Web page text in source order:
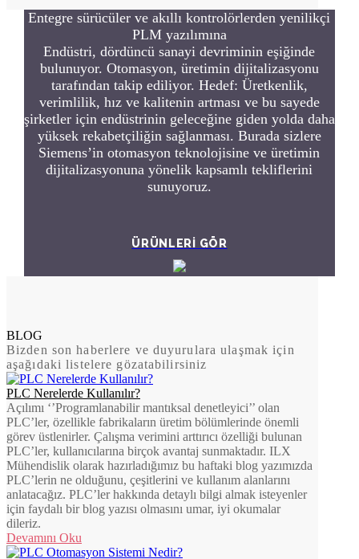
Entegre sürücüler ve akıllı kontrolörlerden yenilikçi
PLM yazılımına
Endüstri, dördüncü sanayi devriminin eşiğinde
bulunuyor. Otomasyon, üretimin dijitalizasyonu
tarafından takip ediliyor. Hedef: Üretkenlik,
verimlilik, hız ve kalitenin artması ve bu sayede
şirketler için endüstrinin geleceğine giden yolda daha
yüksek rekabetçiliğin sağlanması. Burada sizlere
Siemens’in otomasyon teknolojisine ve üretimin
dijitalizasyonuna yönelik kapsamlı tekliflerini
sunuyoruz.
ÜRÜNLERİ GÖR
BLOG
Bizden son haberlere ve duyurulara ulaşmak için
aşağıdaki listelere gözatabilirsiniz
PLC Nerelerde Kullanılır?
Açılımı ‘’Programlanabilir mantıksal denetleyici’’ olan
PLC’ler, özellikle fabrikaların üretim bölümlerinde önemli
görev üstlenirler. Çalışma verimini arttırıcı özelliği bulunan
PLC’ler, kullanıcılarına birçok avantaj sunmaktadır. ILX
Mühendislik olarak hazırladığımız bu haftaki blog yazımızda
PLC’lerin ne olduğunu, çeşitlerini ve kullanım alanlarını
anlatacağız. PLC’ler hakkında detaylı bilgi almak isteyenler
için faydalı bir blog yazısı olmasını umar, iyi okumalar
dileriz.
Devamını Oku